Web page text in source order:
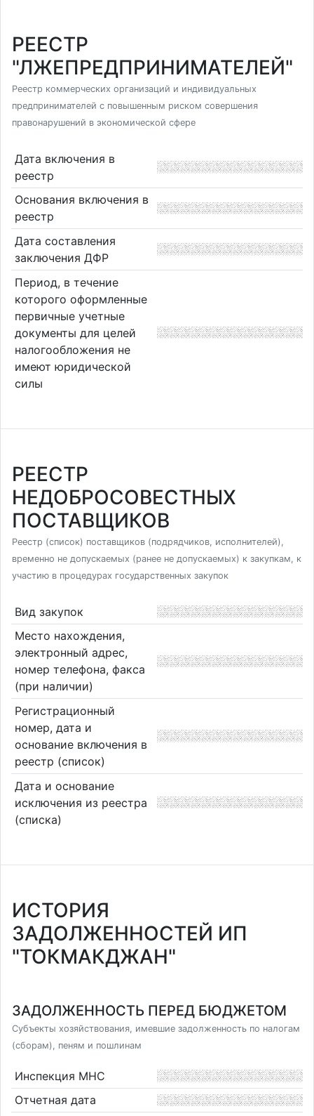
РЕЕСТР
"ЛЖЕПРЕДПРИНИМАТЕЛЕЙ"
Реестр коммерческих организаций и индивидуальных
предпринимателей с повышенным риском совершения
правонарушений в экономической сфере
Дата включения в
реестр
Основания включения в
реестр
Дата составления
заключения ДФР
Период, в течение
которого оформленные
первичные учетные
документы для целей
налогообложения не
имеют юридической
силы
РЕЕСТР
НЕДОБРОСОВЕСТНЫХ
ПОСТАВЩИКОВ
Реестр (список) поставщиков (подрядчиков, исполнителей),
временно не допускаемых (ранее не допускаемых) к закупкам, к
участию в процедурах государственных закупок
Вид закупок
Место нахождения,
электронный адрес,
номер телефона, факса
(при наличии)
Регистрационный
номер, дата и
основание включения в
реестр (список)
Дата и основание
исключения из реестра
(списка)
ИСТОРИЯ
ЗАДОЛЖЕННОСТЕЙ ИП
"ТОКМАКДЖАН"
ЗАДОЛЖЕННОСТЬ ПЕРЕД БЮДЖЕТОМ
Субъекты хозяйствования, имевшие задолженность по налогам
(сборам), пеням и пошлинам
Инспекция МНС
Отчетная дата